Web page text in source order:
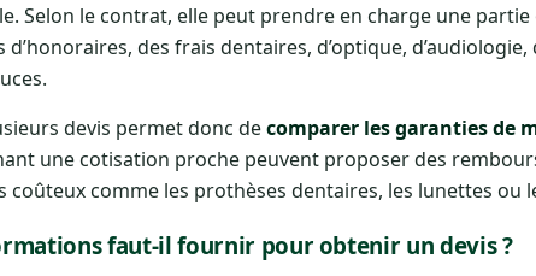
Selon le contrat, elle peut prendre en charge une
d’honoraires, des frais dentaires, d’optique,
devis permet donc decomparer les garanties de
une cotisation proche peuvent proposer des
coûteux comme les prothèses dentaires, les lunettes ou
faut-il fournir pour obtenir un devis ?